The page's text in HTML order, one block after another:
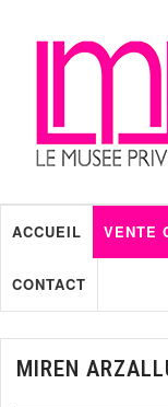
ACCUEIL VENTE
CONTACT
MIREN